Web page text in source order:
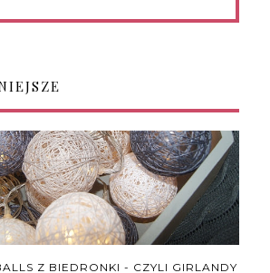
Z BIEDRONKI - CZYLI GIRLANDY